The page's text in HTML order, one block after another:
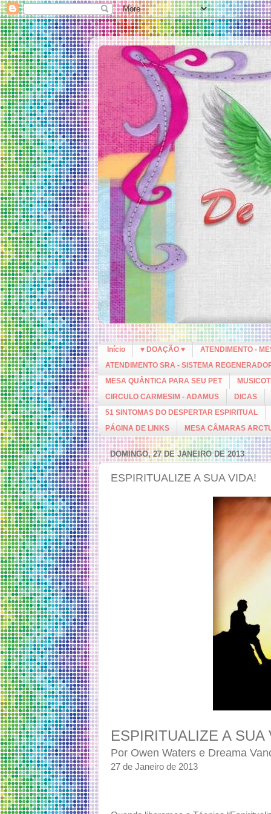
Início ♥ DOAÇÃO ♥
ATENDIMENTO -
ATENDIMENTO SRA - SISTEMA
MESA QUÂNTICA PARA SEU PET
CIRCULO CARMESIM - ADAMUS
DICAS
51 SINTOMAS DO DESPERTAR ESPIRITUAL
PÁGINA DE LINKS
MESA CÂMARAS
DOMINGO, 27 DE JANEIRO DE 2013
ESPIRITUALIZE A SUA VIDA!
ESPIRITUALIZE A SUA
Por Owen Waters e Dreama
27 de Janeiro de 2013